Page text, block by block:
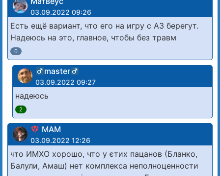
03.09.2022 09:26
Есть ещё вариант, что его на игру с АЗ берегут.
Надеюсь на это, главное, чтобы без травм
0
master
03.09.2022 09:27
надеюсь
2
МАМ
03.09.2022 12:26
что ИМХО хорошо, что у єтих пацанов (Бланко,
Балули, Амаш) нет комплекса неполноценности